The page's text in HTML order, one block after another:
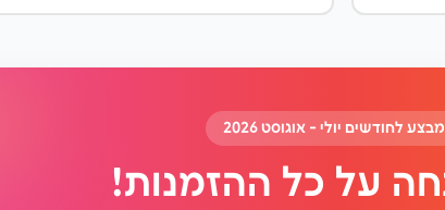
מבצע לחודשים יולי - אוגוסט 2026